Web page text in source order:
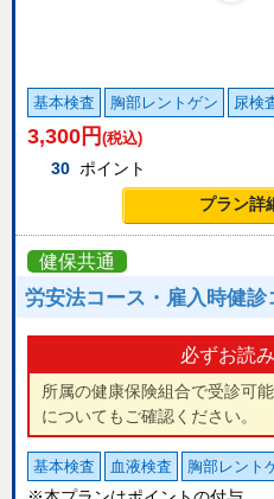
基本検査 胸部レントゲン 尿検
3,300 円 (税込)
30 ポイント
プラン詳
健保共通
労安法コース・雇入時健診
必ずお読
所属の健康保険組合で受診可
についてもご確認ください。
基本検査 血液検査 胸部レント